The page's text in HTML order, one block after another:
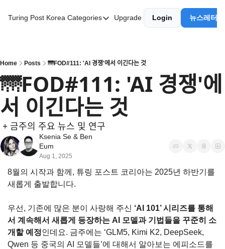
Turing Post Korea Categories
Categories
AI 에이전트
AI 101
AI Infra Unicorns
Community Twist
Global AI Affairs
Twitter Library
Upgrade Login 뉴스레터
Home Posts 🌁FOD#111: 'AI 경쟁'에서 이긴다는 것
🌁FOD#111: 'AI 경쟁'에
서 이긴다는 것
+ 금주의 주요 뉴스 및 연구
Ksenia Se & Ben
Eum
Aug 1, 2025
8월의 시작과 함께, 튜링 포스트 코리아는 2025년 하반기를
새롭게 출발합니다.
우선, 기존에 많은 분이 사랑해 주신 ‘AI 101’ 시리즈를 통해
서 계속해서 새롭게 등장하는 AI 모델과 기법들을 꾸준히 소
개할 예정인데요. 금주에는 ‘GLM5, Kimi K2, DeepSeek,
Qwen 등 중국의 AI 모델들’에 대해서 알아보는 에피소드를